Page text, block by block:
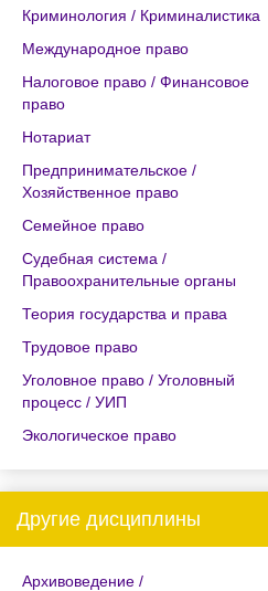
Криминология / Криминалистика
Международное право
Налоговое право / Финансовое
право
Нотариат
Предпринимательское /
Хозяйственное право
Семейное право
Судебная система /
Правоохранительные органы
Теория государства и права
Трудовое право
Уголовное право / Уголовный
процесс / УИП
Экологическое право
Другие дисциплины
Архивоведение /